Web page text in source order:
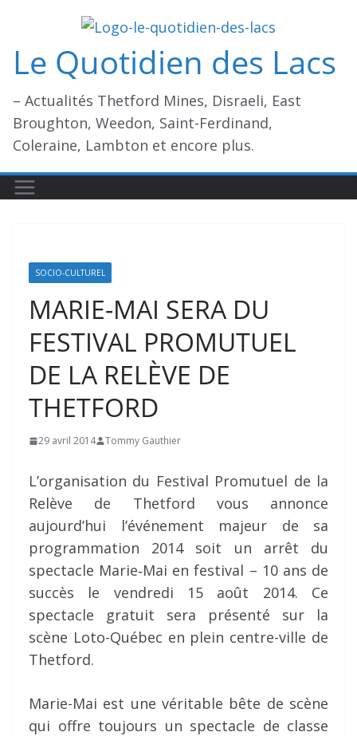
contenu
Le Quotidien des Lacs
– Actualités Thetford Mines, Disraeli, East
Broughton, Weedon, Saint-Ferdinand,
Coleraine, Lambton et encore plus.
SOCIO-CULTUREL
MARIE-MAI SERA DU
FESTIVAL PROMUTUEL
DE LA RELÈVE DE
THETFORD
29 avril 2014 Tommy Gauthier
L’organisation du Festival Promutuel de la
Relève de Thetford vous annonce
aujourd’hui l’événement majeur de sa
programmation 2014 soit un arrêt du
spectacle Marie‐Mai en festival – 10 ans de
succès le vendredi 15 août 2014. Ce
spectacle gratuit sera présenté sur la
scène Loto-Québec en plein centre-ville de
Thetford.
Marie-Mai est une véritable bête de scène
qui offre toujours un spectacle de classe